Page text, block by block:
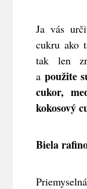
Ja vás
cukru ako
tak len
apoužite
cukor,
kokosový
Biela